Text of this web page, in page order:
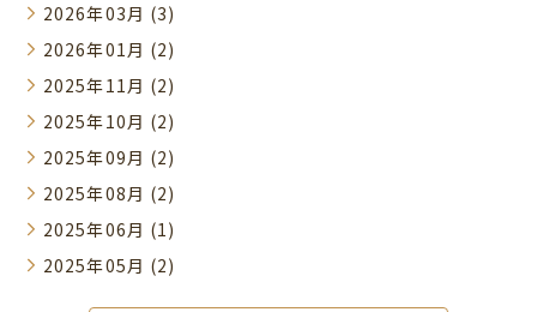
2026年03月 (3)
2026年01月 (2)
2025年11月 (2)
2025年10月 (2)
2025年09月 (2)
2025年08月 (2)
2025年06月 (1)
2025年05月 (2)